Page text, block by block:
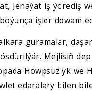
Jenaýat iş ýörediş
işler dowam
guramalar,
Mejlisiň
Howpsuzlyk we
edaralary bilen